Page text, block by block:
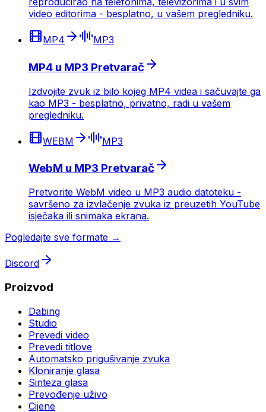
video editorima - besplatno, u vašem pregledniku.
MP4 MP3
MP4 u MP3 Pretvarač
Izdvojite zvuk iz bilo kojeg MP4 videa i sačuvajte ga
kao MP3 - besplatno, privatno, radi u vašem
pregledniku.
WEBM MP3
WebM u MP3 Pretvarač
Pretvorite WebM video u MP3 audio datoteku -
savršeno za izvlačenje zvuka iz preuzetih YouTube
isječaka ili snimaka ekrana.
Pogledajte sve formate →
Discord
Proizvod
Dabing
Studio
Prevedi video
Prevedi titlove
Automatsko prigušivanje zvuka
Kloniranje glasa
Sinteza glasa
Prevođenje uživo
Cijene